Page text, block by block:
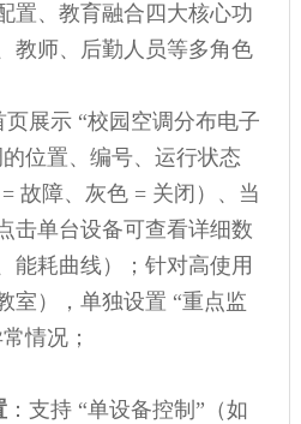
置、教育融合四大核心功
教师、后勤人员等多角色
页展示 “校园空调分布电子
位置、编号、运行状态
故障、灰色 = 关闭）、当
击单台设备可查看详细数
能耗曲线）；针对高使用
室），单独设置 “重点监
情况；
：支持 “单设备控制”（如